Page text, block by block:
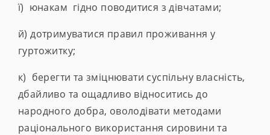
ї) юнакам гідно поводитися з дівчатами;
й) дотримуватися правил проживання у
гуртожитку;
к) берегти та зміцнювати суспільну власність,
дбайливо та ощадливо відноситись до
народного добра, оволодівати методами
раціонального використання сировини та